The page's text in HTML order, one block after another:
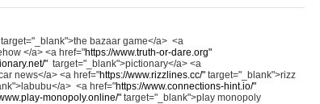
target="_blank">the bazaar game</a> <a
</a> <a href="https://www.truth-or-dare.org"
" target="_blank">pictionary</a> <a
news</a> <a href="https://www.rizzlines.cc/" target="_blank">rizz
a> <a href="https://www.connections-hint.io/"
monopoly.online/" target="_blank">play monopoly